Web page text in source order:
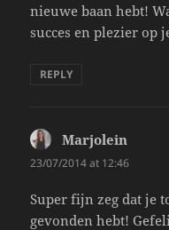
nieuwe baan hebt!
succes en plezier op
REPLY
Marjolein
23/07/2014 at 12:46
Super fijn zeg dat je
gevonden hebt!